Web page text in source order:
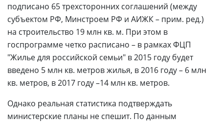
подписано 65 трехсторонних соглашений (между
субъектом РФ, Минстроем РФ и АИЖК – прим. ред.)
на строительство 19 млн кв. м. При этом в
госпрограмме четко расписано – в рамках ФЦП
"Жилье для российской семьи" в 2015 году будет
введено 5 млн кв. метров жилья, в 2016 году – 6 млн
кв. метров, в 2017 году –14 млн кв. метров.
Однако реальная статистика подтверждать
министерские планы не спешит. По данным